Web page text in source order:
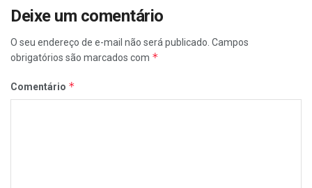
Deixe um comentário
O seu endereço de e-mail não será publicado. Campos
obrigatórios são marcados com *
Comentário *